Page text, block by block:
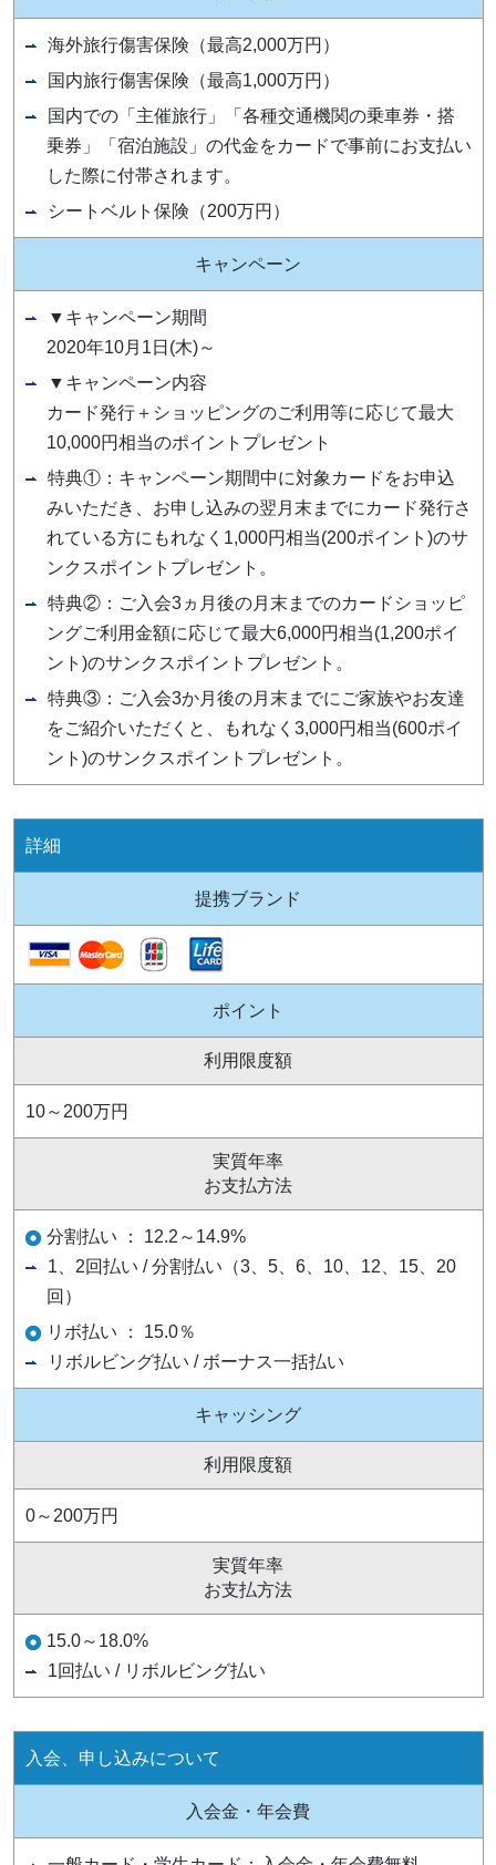
海外旅行傷害保険（最高2,000万円）
国内旅行傷害保険（最高1,000万円）
国内での「主催旅行」「各種交通機関の乗車券・搭
乗券」「宿泊施設」の代金をカードで事前にお支払い
した際に付帯されます。
シートベルト保険（200万円）
キャンペーン
▼キャンペーン期間
2020年10月1日(木)～
▼キャンペーン内容
カード発行＋ショッピングのご利用等に応じて最大
10,000円相当のポイントプレゼント
特典①：キャンペーン期間中に対象カードをお申込
みいただき、お申し込みの翌月末までにカード発行さ
れている方にもれなく1,000円相当(200ポイント)のサ
ンクスポイントプレゼント。
特典②：ご入会3ヵ月後の月末までのカードショッピ
ングご利用金額に応じて最大6,000円相当(1,200ポイ
ント)のサンクスポイントプレゼント。
特典③：ご入会3か月後の月末までにご家族やお友達
をご紹介いただくと、もれなく3,000円相当(600ポイ
ント)のサンクスポイントプレゼント。
詳細
提携ブランド
ポイント
利用限度額
10～200万円
実質年率
お支払方法
分割払い ： 12.2～14.9%
1、2回払い / 分割払い（3、5、6、10、12、15、20
回）
リボ払い ： 15.0％
リボルビング払い / ボーナス一括払い
キャッシング
利用限度額
0～200万円
実質年率
お支払方法
15.0～18.0%
1回払い / リボルビング払い
入会、申し込みについて
入会金・年会費